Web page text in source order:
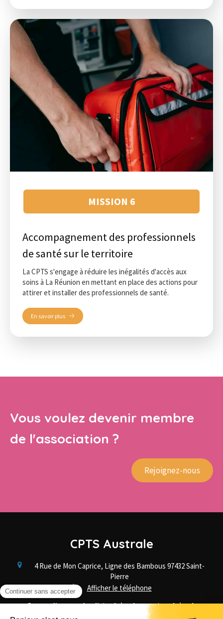
MISSION 6
Accompagnement des professionnels
de santé sur le territoire
La CPTS s'engage à réduire les inégalités d'accès aux
soins à La Réunion en mettant en place des actions pour
attirer et installer des professionnels de santé.
En savoir plus
Vous voulez devenir membre
de l'association ?
Rejoignez-nous
CPTS Australe
4 Rue de Mon Caprice, Ligne des Bambous 97432Saint-
Pierre
Afficher le téléphone
DuLundiauVendredide8hà12h30et de13hà16h